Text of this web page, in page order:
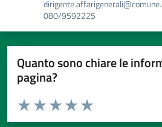
Valore punto di contatto
080/9592225
Quanto sono chiare le
pagina?
Valuta da 1 a 5 stelle la pagina
Valuta 5 stelle su 5
Valuta 4 stelle su 5
Valuta 3 stelle su 5
Valuta 2 stelle su 5
Valuta 1 stelle su 5